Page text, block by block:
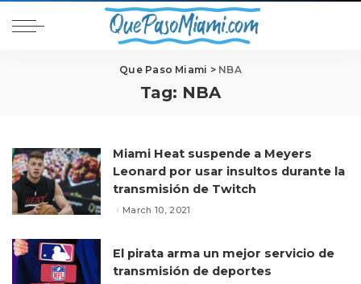
Que Paso Miami > NBA
Tag: NBA
Miami Heat suspende a Meyers
Leonard por usar insultos durante la
transmisión de Twitch
March 10, 2021
El pirata arma un mejor servicio de
transmisión de deportes